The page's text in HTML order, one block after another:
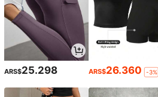
ARS$25.298 ARS$26.360 -3%